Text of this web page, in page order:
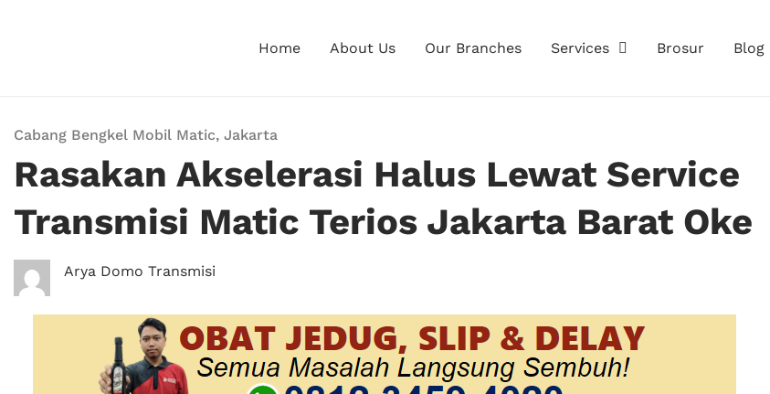
Home About Us Our Branches Services Brosur Blog
Cabang Bengkel Mobil Matic, Jakarta
Rasakan Akselerasi Halus Lewat Service
Transmisi Matic Terios Jakarta Barat Oke
Arya Domo Transmisi